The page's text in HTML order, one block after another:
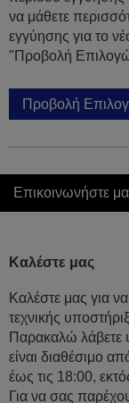
να μάθετε
εγγύησης για το
"Προβολή
Προβολή
Επικοινωνήστε
Καλέστε μας
Καλέστε μας για
τεχνικής
Παρακαλώ λάβετε
είναι διαθέσιμο
έως τις 18:00,
Για να σας